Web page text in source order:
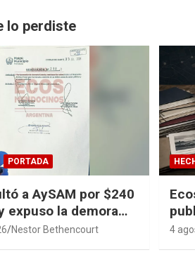
lo perdiste
PORTADA
a AySAM por $240
expuso la demora
Guaymallén
Nestor Bethencourt 4